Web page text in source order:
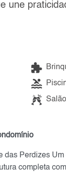
une
das Perdizes Um
completa